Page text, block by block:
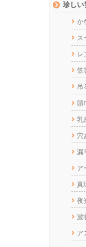
珍しい
か
ス
レ
笠
吊
頭
乳
穴
漏
ア
真
夜
波
ア